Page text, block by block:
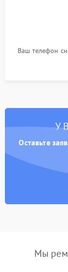
Ваш телефон
У
Оставьте
Мы